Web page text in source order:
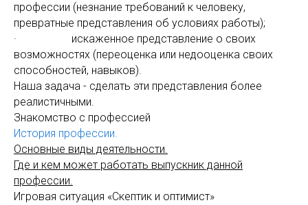
профессии (незнание требований к человеку,
превратные представления об условиях работы);
· искаженное представление о своих
возможностях (переоценка или недооценка своих
способностей, навыков).
Наша задача - сделать эти представления более
реалистичными.
Знакомство с профессией
История профессии.
Основные виды деятельности.
Где и кем может работать выпускник данной
профессии.
Игровая ситуация «Скептик и оптимист»